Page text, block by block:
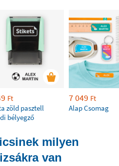
Ft
zöld pasztell
bélyegző
7 049 Ft
Alap Csomag
milyen
van